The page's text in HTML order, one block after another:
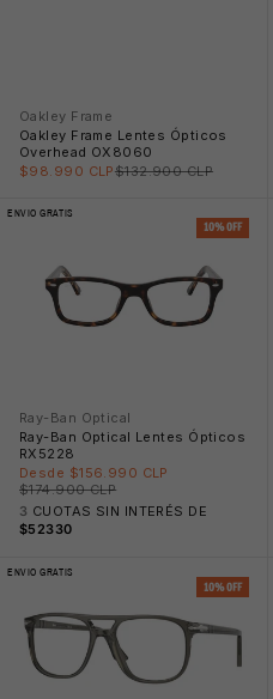
Oakley Frame
Oakley Frame Lentes Ópticos
Overhead OX8060
Precio rebajado
$98.990 CLPPrecio normal
$132.900 CLP
ENVIO GRATIS
10% OFF
Ray-Ban Optical
Ray-Ban Optical Lentes Ópticos
RX5228
Precio rebajado
Desde $156.990 CLP
Precio normal
$174.900 CLP
3 CUOTAS SIN INTERÉS DE
$52330
ENVIO GRATIS
10% OFF
😎